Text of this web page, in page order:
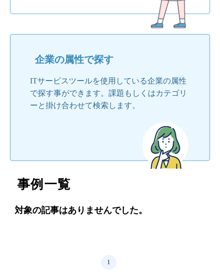
企業の属性で探す
ITサービスツールを使用している企業の属性
で探す事ができます。課題もしくはカテゴリ
ーと掛け合わせて検索します。
事例一覧
対象の記事はありませんでした。
1